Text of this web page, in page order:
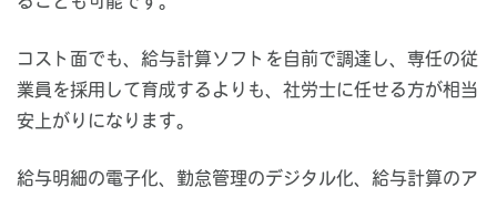
コスト面でも、給与計算ソフトを自前で調達し、専任の従
業員を採用して育成するよりも、社労士に任せる方が相当
安上がりになります。
給与明細の電子化、勤怠管理のデジタル化、給与計算のア